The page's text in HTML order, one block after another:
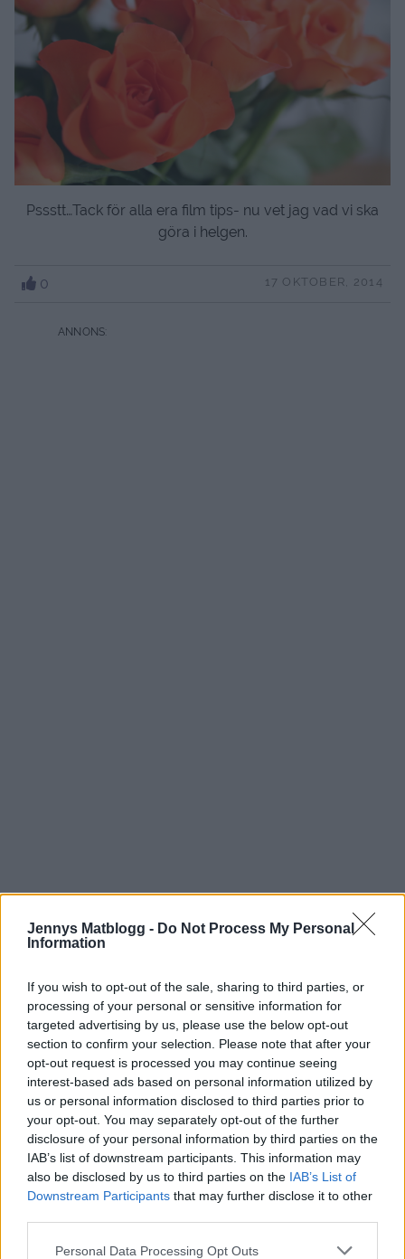
Jennys Matblogg - Do Not Process My Personal
Information
If you wish to opt-out of the sale, sharing to third parties, or
processing of your personal or sensitive information for
targeted advertising by us, please use the below opt-out
section to confirm your selection. Please note that after your
opt-out request is processed you may continue seeing
interest-based ads based on personal information utilized by
us or personal information disclosed to third parties prior to
your opt-out. You may separately opt-out of the further
disclosure of your personal information by third parties on the
IAB’s list of downstream participants. This information may
also be disclosed by us to third parties on the IAB’s List of
Downstream Participants that may further disclose it to other
Personal Data Processing Opt Outs
Pssstt…Tack för alla era film tips- nu vet jag vad vi ska
göra i helgen.
0 17 OKTOBER, 2014
Prenumerera
{} [+]
12COMMENTS
äldsta